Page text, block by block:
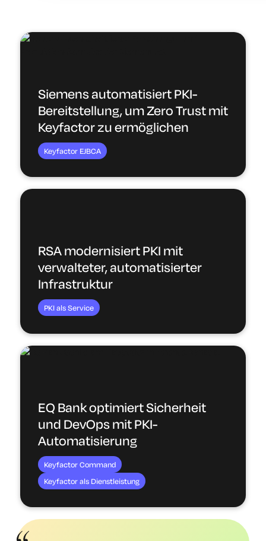
Siemens automatisiert PKI-
Bereitstellung, um Zero Trust mit
Keyfactor zu ermöglichen
Keyfactor EJBCA
RSA modernisiert PKI mit
verwalteter, automatisierter
Infrastruktur
PKI als Service
EQ Bank optimiert Sicherheit
und DevOps mit PKI-
Automatisierung
Keyfactor Command
Keyfactor als Dienstleistung